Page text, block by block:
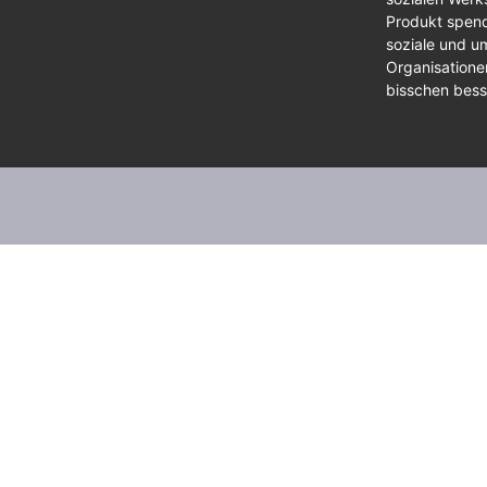
Produkt
soziale und
bisschen